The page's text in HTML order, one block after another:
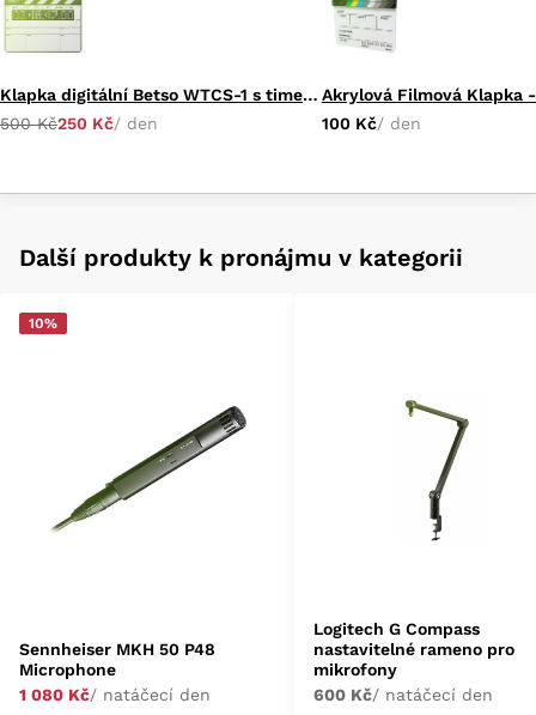
Klapka digitální Betso WTCS-1 s timecode
500 Kč250 Kč/ den
Akrylová Filmová Klapka
100 Kč/ den
Další produkty k pronájmu v kategorii
10%
Sennheiser MKH 50 P48
Microphone
1 080 Kč/ natáčecí den
Logitech G Compass
nastavitelné rameno pro
mikrofony
600 Kč/ natáčecí den